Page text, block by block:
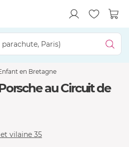
en Bretagne
au Circuit de
vilaine 35